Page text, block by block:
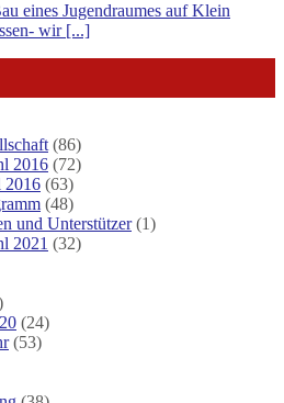
eines Jugendraumes auf Klein
wir [...]
(86)
2016 (72)
2016 (63)
(48)
und Unterstützer(1)
2021 (32)
(24)
(53)